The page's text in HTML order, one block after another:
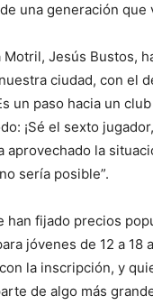
una generación
Jesús Bustos,
ciudad, con el
un paso hacia un
¡Sé el sexto
aprovechado la
sería posible”.
han fijado precios
jóvenes de 12 a
la inscripción, y
de algo más